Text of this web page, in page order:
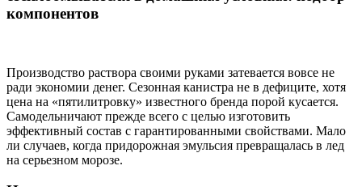
компонентов
Производство раствора своими руками затевается вовсе не
ради экономии денег. Сезонная канистра не в дефиците, хотя
цена на «пятилитровку» известного бренда порой кусается.
Самодельничают прежде всего с целью изготовить
эффективный состав с гарантированными свойствами. Мало
ли случаев, когда придорожная эмульсия превращалась в лед
на серьезном морозе.